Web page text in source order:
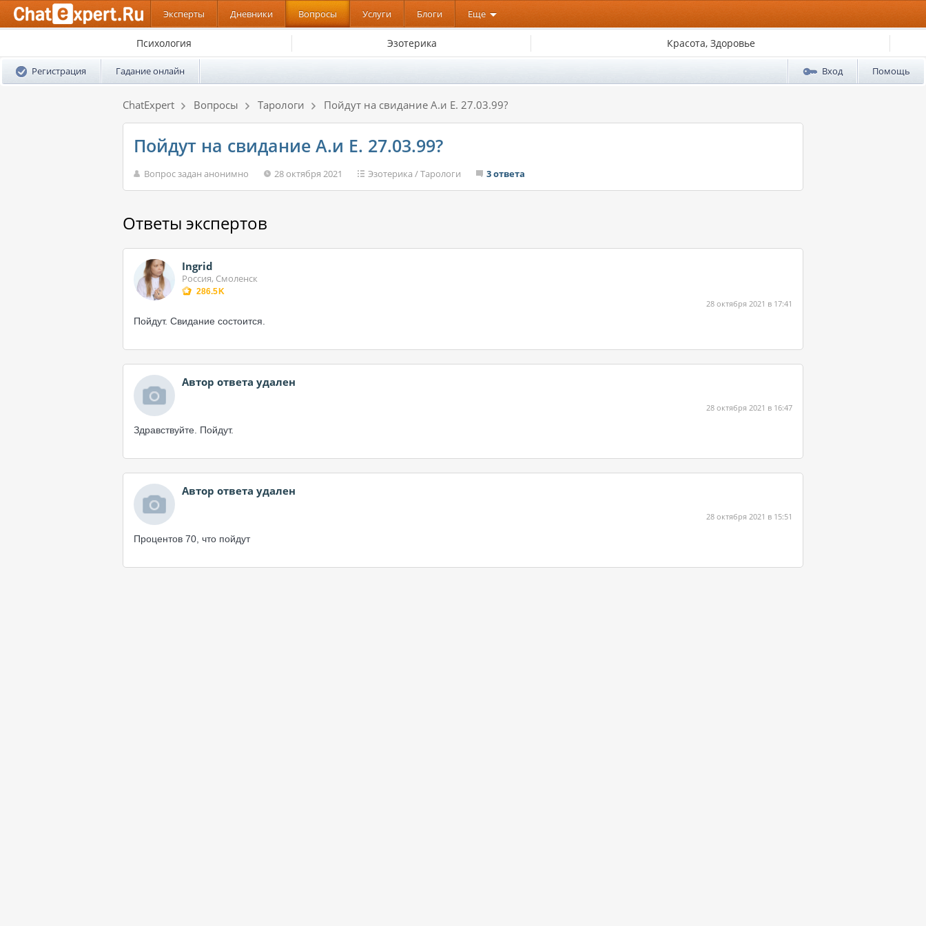
Эксперты Дневники Вопросы Услуги Блоги Еще
Психология Эзотерика Красота, Здоровье
Регистрация Гадание онлайн Вход Помощь
ChatExpert Вопросы Тарологи Пойдут на свидание А.и Е. 27.03.99?
Пойдут на свидание А.и Е. 27.03.99?
Вопрос задан анонимно 28 октября 2021 Эзотерика /Тарологи 3 ответа
Ответы экспертов
Ingrid
Россия, Смоленск
286.5K
28 октября 2021 в 17:41
Пойдут. Свидание состоится.
Автор ответа удален
28 октября 2021 в 16:47
Здравствуйте. Пойдут.
Автор ответа удален
28 октября 2021 в 15:51
Процентов 70, что пойдут